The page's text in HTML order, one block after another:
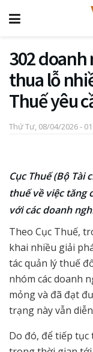
302 doanh
thua lỗ
Thuế yêu
Thứ Tư, 08/04/2026 -
Cục Thuế (Bộ Tài
thuế về việc tăng
với các doanh
Theo Cục Thuế,
khai nhiều giải
tác quản lý thuế
nhóm các doanh
mỏng và đã đạt
trạng này vẫn
Do đó, để tiếp